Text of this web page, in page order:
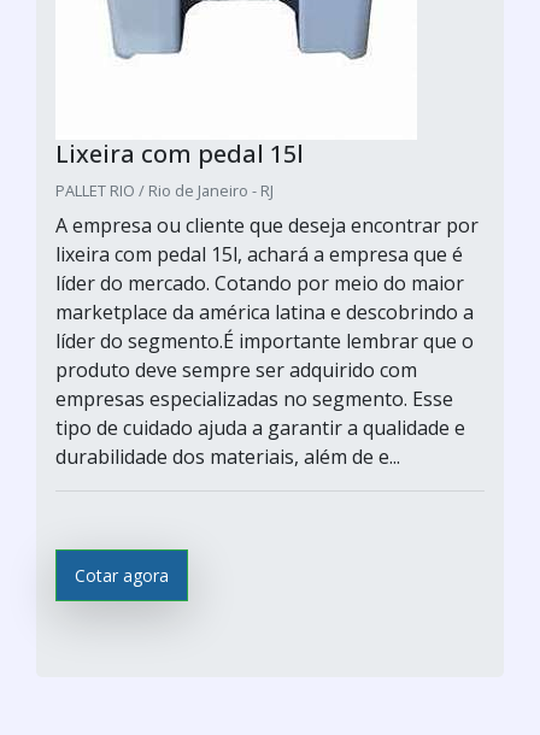
Lixeira com pedal 15l
PALLET RIO / Rio de Janeiro - RJ
A empresa ou cliente que deseja encontrar por
lixeira com pedal 15l, achará a empresa que é
líder do mercado. Cotando por meio do maior
marketplace da américa latina e descobrindo a
líder do segmento.É importante lembrar que o
produto deve sempre ser adquirido com
empresas especializadas no segmento. Esse
tipo de cuidado ajuda a garantir a qualidade e
durabilidade dos materiais, além de e...
Cotar agora